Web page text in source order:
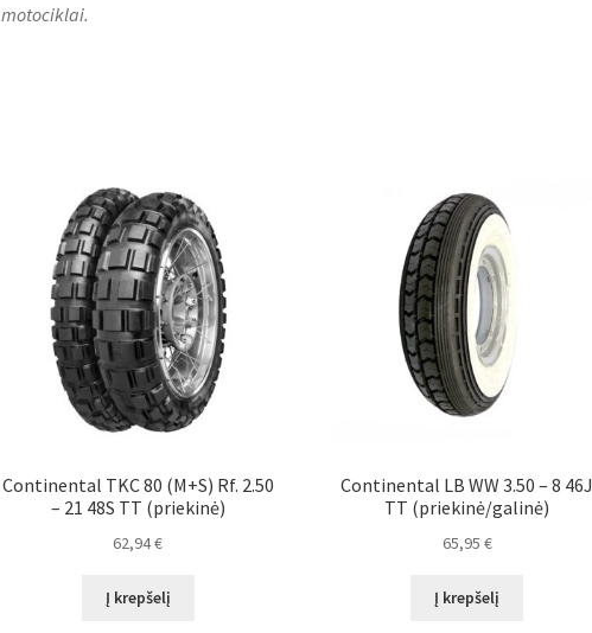
motociklai.
Continental TKC 80 (M+S) Rf. 2.50
– 21 48S TT (priekinė)
62,94€
Į krepšelį
Continental LB WW 3.50 – 8 46J
TT (priekinė/galinė)
65,95 €
Į krepšelį